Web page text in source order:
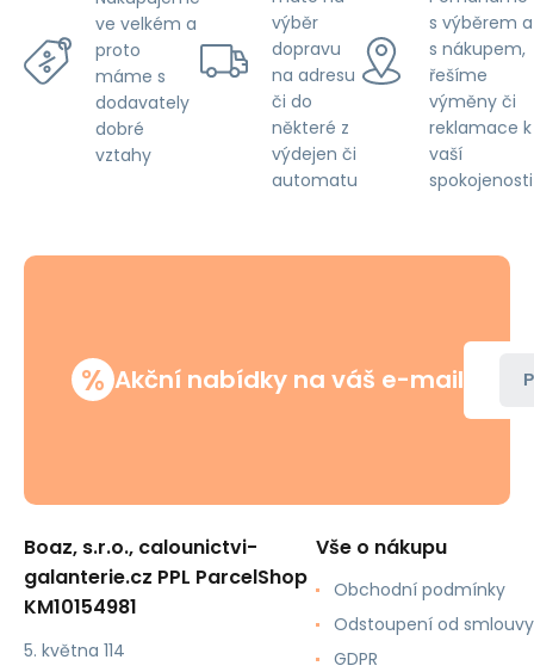
ve velkém a
proto
máme s
dodavately
dobré
vztahy
výběr
dopravu
na adresu
či do
některé z
výdejen či
automatu
s výběrem a
s nákupem,
řešíme
výměny či
reklamace k
vaší
spokojenosti
% Akční nabídky na váš e-mail
Boaz, s.r.o., calounictvi-
galanterie.cz PPL ParcelShop
KM10154981
5. května 114
Vše o nákupu
Obchodní podmínky
Odstoupení od smlouvy
GDPR